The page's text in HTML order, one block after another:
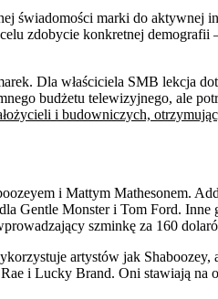
świadomości marki do aktywnej
zdobycie konkretnej
Dla właściciela SMB lekcja
budżetu telewizyjnego, ale
i budowniczych,
i Mattym Mathesonem.
Gentle Monster i Tom Ford. Inne
szminkę za 160
artystów jak Shaboozey,
i Lucky Brand. Oni stawiają na